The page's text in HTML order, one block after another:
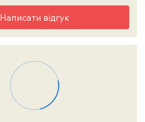
Написати відгук